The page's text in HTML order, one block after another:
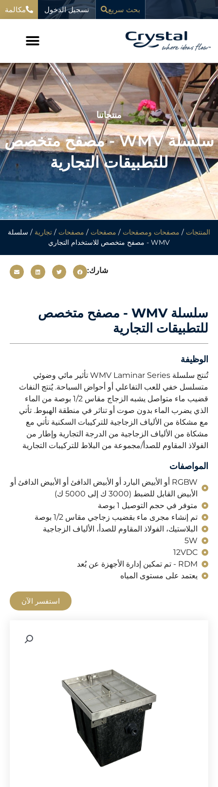
المحتوى
إلى
بحث سريع تسجيل الدخول مكالمة
منتجاتنا
سلسلة WMV - مصفح متخصص
للتطبيقات التجارية
المنتجات / مصفحات ومصفحات / مصفحات / مصفحات / تجارية / سلسلة
WMV - مصفح متخصص للاستخدام التجاري
شارك:
سلسلة WMV - مصفح متخصص
للتطبيقات التجارية
الوظيفة
تُنتج سلسلة WMV Laminar Series تأثير مائي وضوئي
متسلسل خفي للعب التفاعلي أو أحواض السباحة. يُنتج النفاث
قضيب ماء متواصل يشبه الزجاج مقاس 1/2 بوصة من الماء
الذي يضرب الماء بدون صوت أو تناثر في منطقة الهبوط. تأتي
مع مشكاة من الألياف الزجاجية للتركيبات السكنية تأتي مع
مشكاة من الألياف الزجاجية من الدرجة التجارية وإطار من
الفولاذ المقاوم للصدأ/مجموعة من البلاط للتركيبات التجارية
المواصفات
RGBW أو الأبيض البارد أو الأبيض الدافئ أو الأبيض الدافئ أو
الأبيض القابل للضبط (3000 ك إلى 5000 ك)
متوفر في حجم التوصيل 1 بوصة
تم إنشاء مجرى ماء بقضيب زجاجي مقاس 1/2 بوصة
البلاستيك، الفولاذ المقاوم للصدأ، الألياف الزجاجية
5W
12VDC
RDM - تم تمكين إدارة الأجهزة عن بُعد
يعتمد على مستوى المياه
استفسر الآن